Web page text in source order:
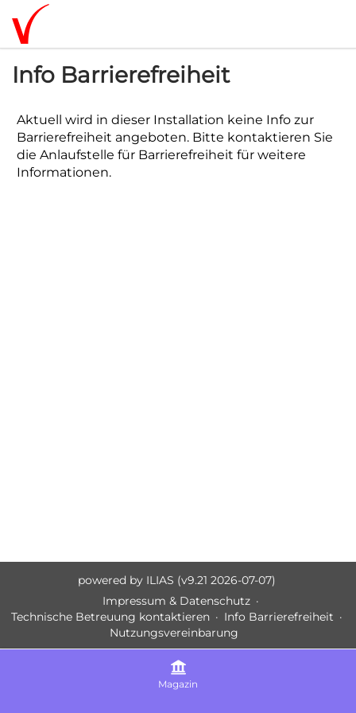
Magazin
Info Barrierefreiheit
Aktuell wird in dieser Installation keine Info zur
Barrierefreiheit angeboten. Bitte kontaktieren Sie
die Anlaufstelle für Barrierefreiheit für weitere
Informationen.
powered by ILIAS (v9.21 2026-07-07)
Impressum & Datenschutz
Technische Betreuung kontaktieren
Info Barrierefreiheit
Nutzungsvereinbarung